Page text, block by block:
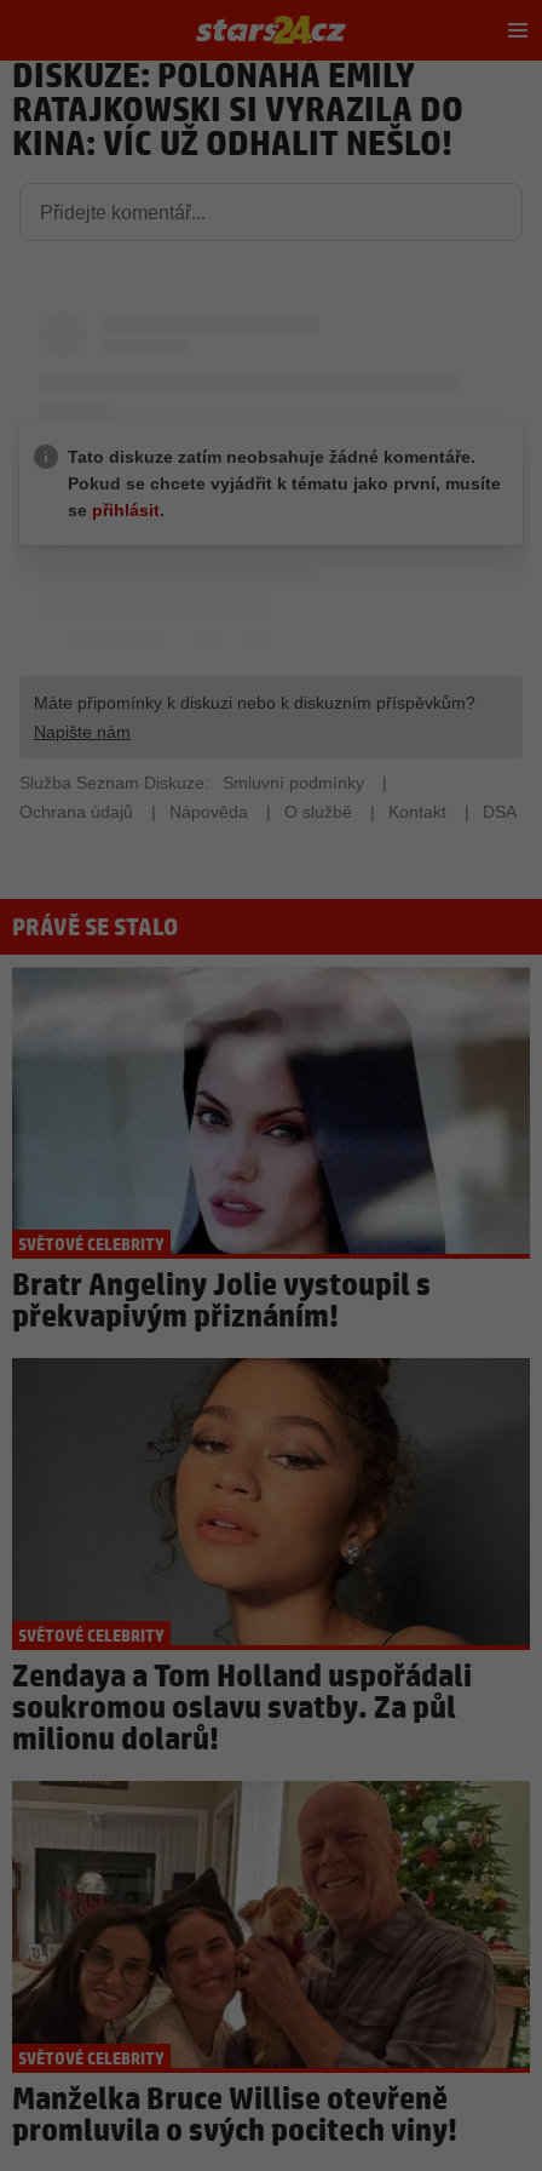
DISKUZE: POLONAHÁ EMILY
RATAJKOWSKI SI VYRAZILA DO
KINA: VÍC UŽ ODHALIT NEŠLO!
PRÁVĚ SE STALO
SVĚTOVÉ CELEBRITY
Bratr Angeliny Jolie vystoupil s
překvapivým přiznáním!
SVĚTOVÉ CELEBRITY
Zendaya a Tom Holland uspořádali
soukromou oslavu svatby. Za půl
milionu dolarů!
SVĚTOVÉ CELEBRITY
Manželka Bruce Willise otevřeně
promluvila o svých pocitech viny!